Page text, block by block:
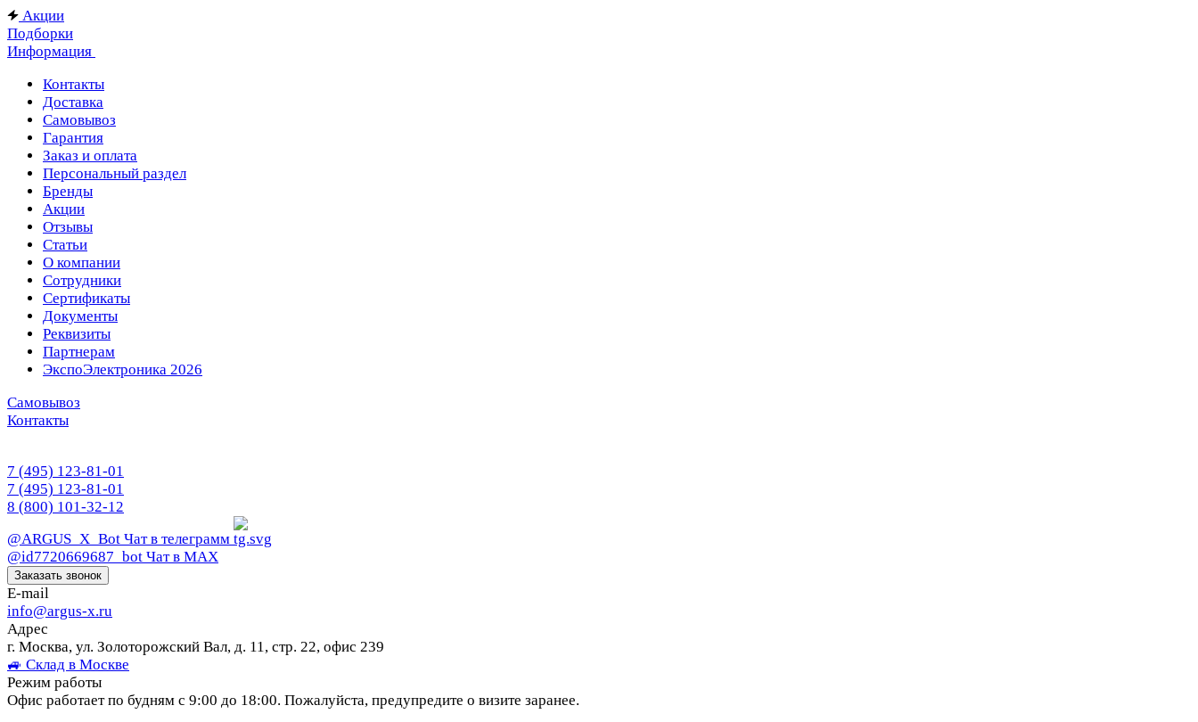
Акции
Подборки
Информация
Контакты
Доставка
Самовывоз
Гарантия
Заказ и оплата
Персональный раздел
Бренды
Акции
Отзывы
Статьи
О компании
Сотрудники
Сертификаты
Документы
Реквизиты
Партнерам
ЭкспоЭлектроника 2026
Самовывоз
Контакты
7 (495) 123-81-01
7 (495) 123-81-01
8 (800) 101-32-12
@ARGUS_X_Bot Чат в телеграмм
@id7720669687_bot Чат в МАХ
Заказать звонок
E-mail
info@argus-x.ru
Адрес
г. Москва, ул. Золоторожский Вал, д. 11, стр. 22, офис 239
🚙 Склад в Москве
Режим работы
Офис работает по будням с 9:00 до 18:00. Пожалуйста, предупредите о визите заранее.